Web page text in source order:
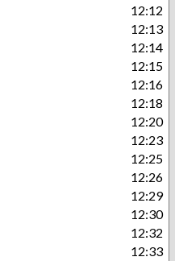
12:12
12:13
12:14
12:15
12:16
12:18
12:20
12:23
12:25
12:26
12:29
12:30
12:32
12:33